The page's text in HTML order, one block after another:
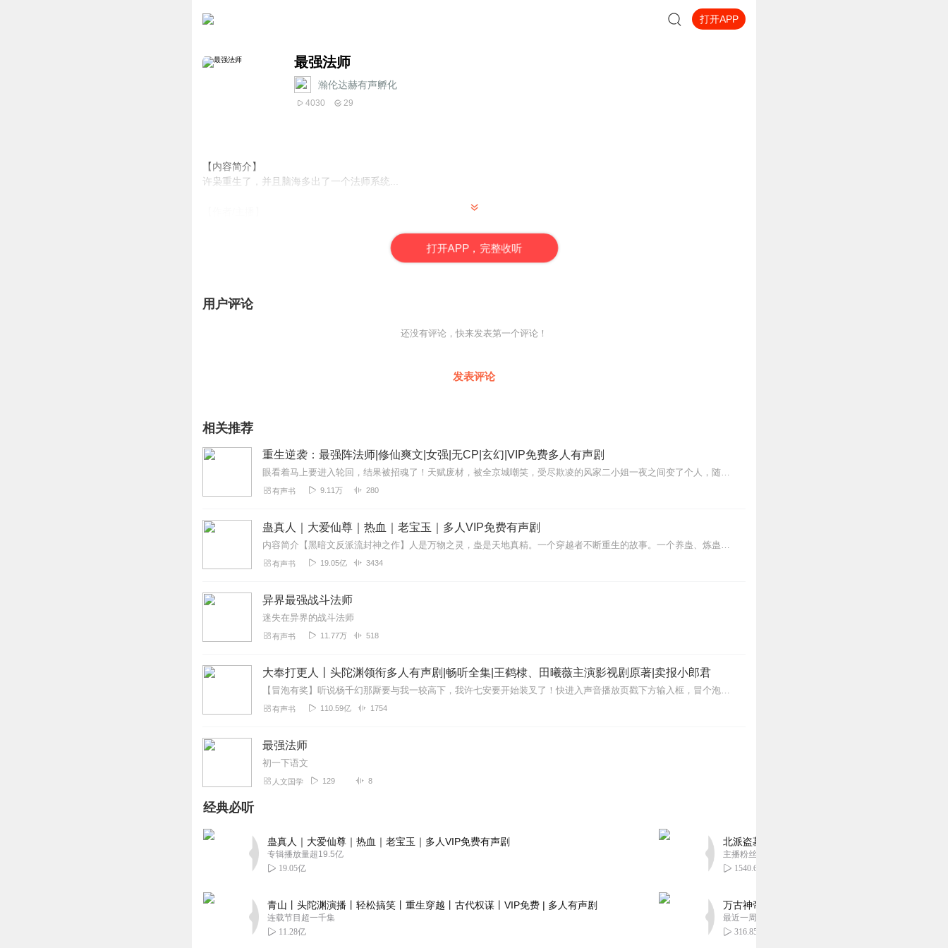
打开APP
最强法师
瀚伦达赫有声孵化
4030 29
【内容简介】
许枭重生了，并且脑海多出了一个法师系统...
主播：斋某人，有声小说演播者，代表作：《诸天旅人》《我的灵异生涯》《最强法师》《灵异微信群》《死亡预警》等。
2、版权归原作者所有，严禁翻录成任何形式，严禁在任何第三方平台传播，违者将追究其法律责任。
4、在购买过程中，如果您有任何问题，可以按以下步骤咨询在线客服：
打开APP，完整收听
用户评论
还没有评论，快来发表第一个评论！
发表评论
相关推荐
重生逆袭：最强阵法师|修仙爽文|女强|无CP|玄幻|VIP免费多人有声剧
眼看着马上要进入轮回，结果被招魂了！天赋废材，被全京城嘲笑，受尽欺凌的风家二小姐一夜之间变了个人，随便一个阵法都把其他弟子玩得团团转。为了尽快返回仙界镇守太古魔...
有声书 9.11万 280
蛊真人｜大爱仙尊｜热血｜老宝玉｜多人VIP免费有声剧
内容简介【黑暗文反派流封神之作】人是万物之灵，蛊是天地真精。一个穿越者不断重生的故事。一个养蛊、炼蛊、用蛊的奇特世界。配音组（男角色）老宝玉旁白...
有声书 19.05亿 3434
异界最强战斗法师
迷失在异界的战斗法师
有声书 11.77万 518
大奉打更人丨头陀渊领衔多人有声剧|畅听全集|王鹤棣、田曦薇主演影视剧原著|卖报小郎君
【冒泡有奖】听说杨千幻那厮要与我一较高下，我许七安要开始装叉了！快进入声音播放页戳下方输入框，冒个泡偷偷告诉我，我要用哪些诗词才能胜过他？说得好的，有赏！202...
有声书 110.59亿 1754
最强法师
初一下语文
人文国学 129 8
经典必听
蛊真人｜大爱仙尊｜热血｜老宝玉｜多人VIP免费有声剧
专辑播放量超19.5亿
19.05亿
青山丨头陀渊演播丨轻松搞笑丨重生穿越丨古代权谋丨VIP免费 | 多人有声剧
连载节目超一千集
11.28亿
北派盗墓笔记丨头陀渊出品丨悬疑灵异丨摸金校尉
主播粉丝1659万
1540.68万
万古神帝丨玄幻丨热血丨紫襟团队演播丨多人有声
最近一周更新
316.85万